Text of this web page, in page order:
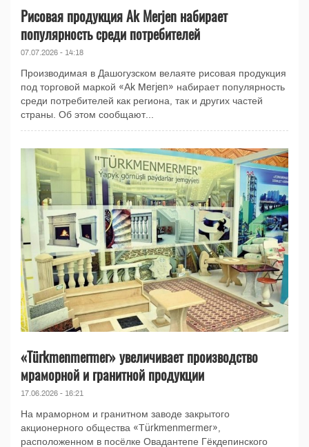
Рисовая продукция Ak Merjen набирает
популярность среди потребителей
07.07.2026 - 14:18
Производимая в Дашогузском велаяте рисовая продукция
под торговой маркой «Ak Merjen» набирает популярность
среди потребителей как региона, так и других частей
страны. Об этом сообщают...
«Türkmenmermer» увеличивает производство
мраморной и гранитной продукции
17.06.2026 - 16:21
На мраморном и гранитном заводе закрытого
акционерного общества «Türkmenmermer»,
расположенном в посёлке Овадантепе Гёкдепинского